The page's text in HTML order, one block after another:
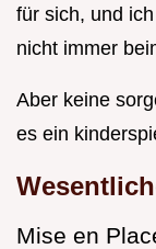
für sich, und
nicht immer
Aber keine
es ein
Mise en